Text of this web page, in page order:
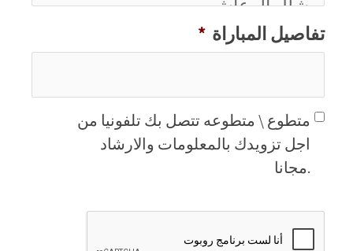
تفاصيل المباراة *
קשר
טלפוני
ממתנדב
متطوع \ متطوعه تتصل بك تلفونيا من
اجل تزويدك بالمعلومات والارشاد
.مجانا
CAPTCHA